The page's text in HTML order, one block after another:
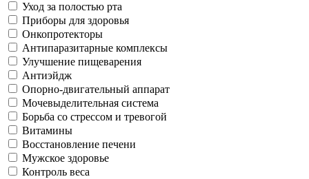
Уход за полостью рта
Приборы для здоровья
Онкопротекторы
Антипаразитарные комплексы
Улучшение пищеварения
Антиэйдж
Опорно-двигательный аппарат
Мочевыделительная система
Борьба со стрессом и тревогой
Витамины
Восстановление печени
Мужское здоровье
Контроль веса